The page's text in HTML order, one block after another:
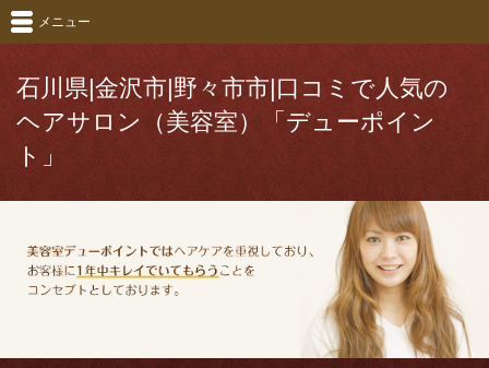
石川県|金沢市|野々市市|口コミで人気の
ヘアサロン（美容室）「デューポイン
ト」
メニュー